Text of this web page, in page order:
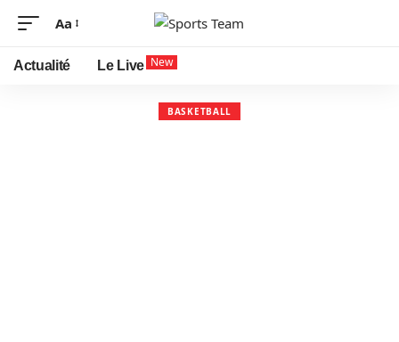
Aa
Actualité Le Live New
BASKETBALL